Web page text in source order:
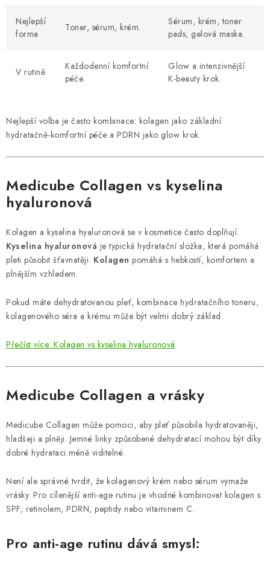
Nejlepší
forma
Toner, sérum, krém.
Sérum, krém, toner
pads, gelová maska.
V rutině
Každodenní komfortní
péče.
Glow a intenzivnější
K-beauty krok.
Nejlepší volba je často kombinace: kolagen jako základní
hydratačně-komfortní péče a PDRN jako glow krok.
Medicube Collagen vs kyselina
hyaluronová
Kolagen a kyselina hyaluronová se v kosmetice často doplňují.
Kyselina hyaluronová je typická hydratační složka, která pomáhá
pleti působit šťavnatěji. Kolagen pomáhá s hebkostí, komfortem a
plnějším vzhledem.
Pokud máte dehydratovanou pleť, kombinace hydratačního toneru,
kolagenového séra a krému může být velmi dobrý základ.
Přečíst více: Kolagen vs kyselina hyaluronová
Medicube Collagen a vrásky
Medicube Collagen může pomoci, aby pleť působila hydratovaněji,
hladšeji a plněji. Jemné linky způsobené dehydratací mohou být díky
dobré hydrataci méně viditelné.
Není ale správné tvrdit, že kolagenový krém nebo sérum vymaže
vrásky. Pro cílenější anti-age rutinu je vhodné kombinovat kolagen s
SPF, retinolem, PDRN, peptidy nebo vitaminem C.
Pro anti-age rutinu dává smysl: